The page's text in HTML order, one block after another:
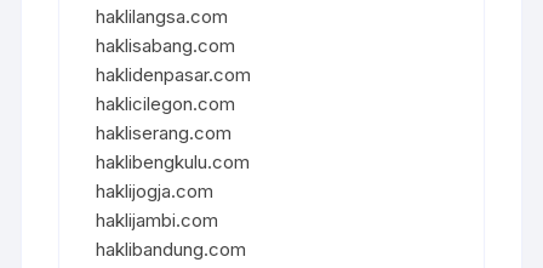
haklilangsa.com
haklisabang.com
haklidenpasar.com
haklicilegon.com
hakliserang.com
haklibengkulu.com
haklijogja.com
haklijambi.com
haklibandung.com